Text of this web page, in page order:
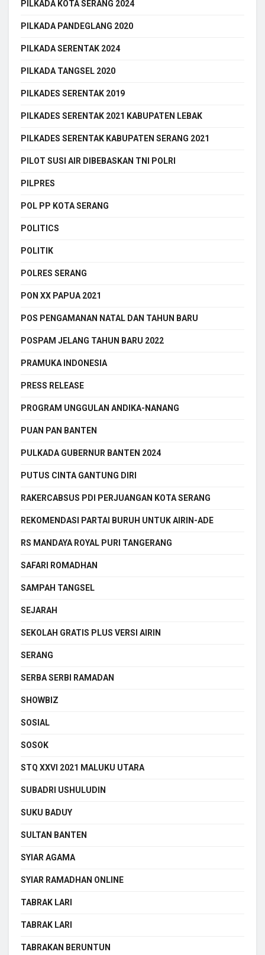
PILKADA KOTA SERANG 2024
PILKADA PANDEGLANG 2020
PILKADA SERENTAK 2024
PILKADA TANGSEL 2020
PILKADES SERENTAK 2019
PILKADES SERENTAK 2021 KABUPATEN LEBAK
PILKADES SERENTAK KABUPATEN SERANG 2021
PILOT SUSI AIR DIBEBASKAN TNI POLRI
PILPRES
POL PP KOTA SERANG
POLITICS
POLITIK
POLRES SERANG
PON XX PAPUA 2021
POS PENGAMANAN NATAL DAN TAHUN BARU
POSPAM JELANG TAHUN BARU 2022
PRAMUKA INDONESIA
PRESS RELEASE
PROGRAM UNGGULAN ANDIKA-NANANG
PUAN PAN BANTEN
PULKADA GUBERNUR BANTEN 2024
PUTUS CINTA GANTUNG DIRI
RAKERCABSUS PDI PERJUANGAN KOTA SERANG
REKOMENDASI PARTAI BURUH UNTUK AIRIN-ADE
RS MANDAYA ROYAL PURI TANGERANG
SAFARI ROMADHAN
SAMPAH TANGSEL
SEJARAH
SEKOLAH GRATIS PLUS VERSI AIRIN
SERANG
SERBA SERBI RAMADAN
SHOWBIZ
SOSIAL
SOSOK
STQ XXVI 2021 MALUKU UTARA
SUBADRI USHULUDIN
SUKU BADUY
SULTAN BANTEN
SYIAR AGAMA
SYIAR RAMADHAN ONLINE
TABRAK LARI
TABRAK LARI
TABRAKAN BERUNTUN